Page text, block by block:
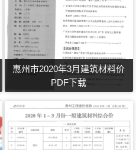
惠州市2020年3月建筑材料价
PDF下载